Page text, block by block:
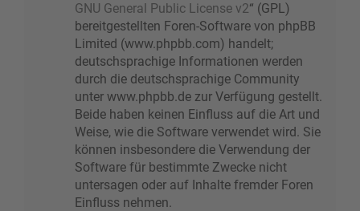
GNU General Public License v2“ (GPL)
bereitgestellten Foren-Software von phpBB
Limited (www.phpbb.com) handelt;
deutschsprachige Informationen werden
durch die deutschsprachige Community
unter www.phpbb.de zur Verfügung gestellt.
Beide haben keinen Einfluss auf die Art und
Weise, wie die Software verwendet wird. Sie
können insbesondere die Verwendung der
Software für bestimmte Zwecke nicht
untersagen oder auf Inhalte fremder Foren
Einfluss nehmen.